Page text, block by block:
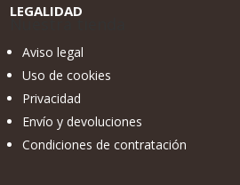
LEGALIDAD
Aviso legal
Uso de cookies
Privacidad
Envío y devoluciones
Condiciones de contratación